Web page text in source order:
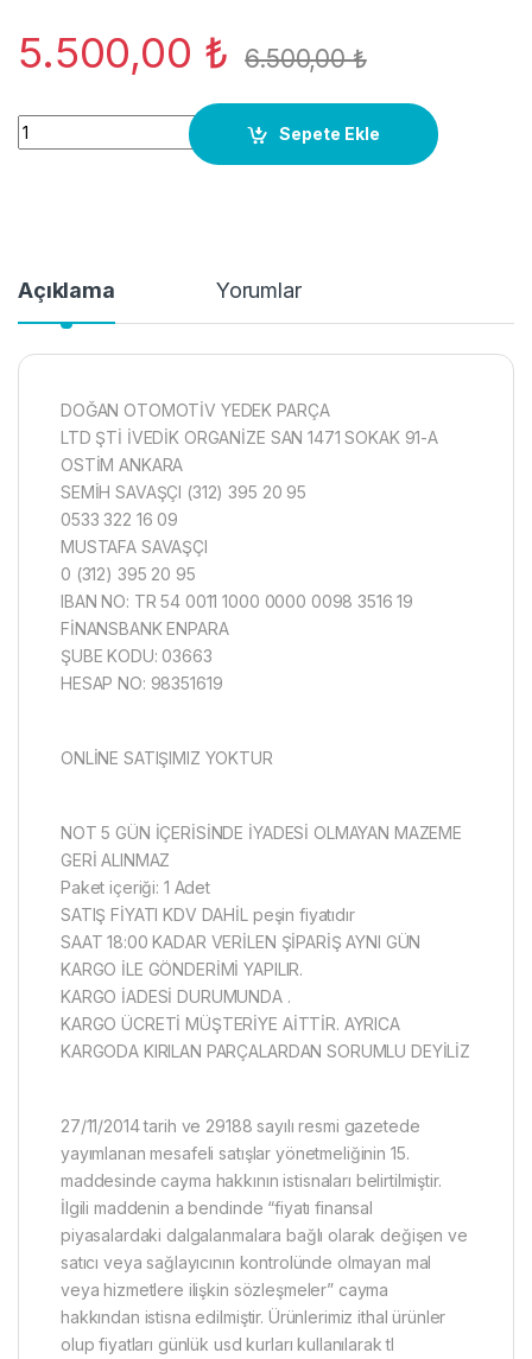
5.500,00 ₺ 6.500,00₺
9659341880 MOTOR BEYNİ Peugeot 206 2006 1.4 HDI
Sepete Ekle
Açıklama Yorumlar
DOĞAN OTOMOTİV YEDEK PARÇA
LTD ŞTİ İVEDİK ORGANİZE SAN 1471 SOKAK 91-A
OSTİM ANKARA
SEMİH SAVAŞÇI (312) 395 20 95
0533 322 16 09
MUSTAFA SAVAŞÇI
0 (312) 395 20 95
IBAN NO: TR 54 0011 1000 0000 0098 3516 19
FİNANSBANK ENPARA
ŞUBE KODU: 03663
HESAP NO: 98351619
ONLİNE SATIŞIMIZ YOKTUR
NOT 5 GÜN İÇERİSİNDE İYADESİ OLMAYAN MAZEME
GERİ ALINMAZ
Paket içeriği: 1 Adet
SATIŞ FİYATI KDV DAHİL peşin fiyatıdır
SAAT 18:00 KADAR VERİLEN ŞİPARİŞ AYNI GÜN
KARGO İLE GÖNDERİMİ YAPILIR.
KARGO İADESİ DURUMUNDA .
KARGO ÜCRETİ MÜŞTERİYE AİTTİR. AYRICA
KARGODA KIRILAN PARÇALARDAN SORUMLU DEYİLİZ
27/11/2014 tarih ve 29188 sayılı resmi gazetede
yayımlanan mesafeli satışlar yönetmeliğinin 15.
maddesinde cayma hakkının istisnaları belirtilmiştir.
İlgili maddenin a bendinde “fiyatı finansal
piyasalardaki dalgalanmalara bağlı olarak değişen ve
satıcı veya sağlayıcının kontrolünde olmayan mal
veya hizmetlere ilişkin sözleşmeler” cayma
hakkından istisna edilmiştir. Ürünlerimiz ithal ürünler
olup fiyatları günlük usd kurları kullanılarak tl